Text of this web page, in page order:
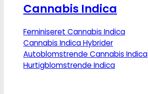
Cannabis Indica
Feminiseret Cannabis Indica
Cannabis Indica Hybrider
Autoblomstrende Cannabis Indica
Hurtigblomstrende Indica